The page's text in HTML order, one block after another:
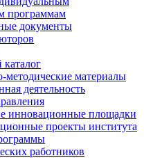
программам
документы
материалы
деятельность
инновационные площадки
проекты института
работников